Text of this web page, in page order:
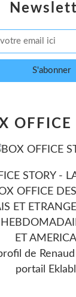
OFFICE
STORY -
OFFICE
ET
ET
de
portail